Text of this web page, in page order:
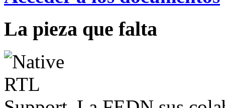
La pieza que falta